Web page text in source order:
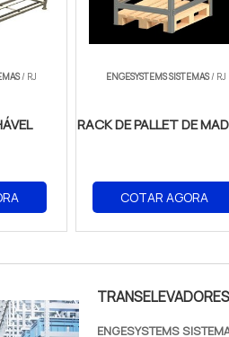
/ RJ ENGESYSTEMS SISTEMAS/ RJ
RACK DE PALLET DE
COTAR AGORA
ENGESYSTEMS